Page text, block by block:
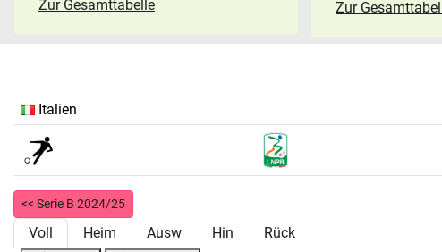
Zur Gesamttabelle Zur
Italien
<< Serie B 2024/25
Voll Heim Ausw Hin Rück